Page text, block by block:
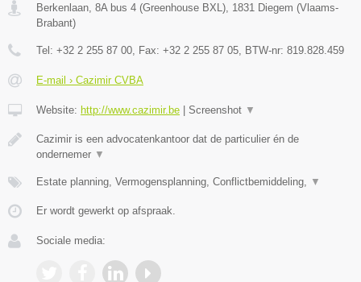
Berkenlaan, 8A bus 4 (Greenhouse BXL) 1831 Diegem (Vlaams-
Brabant)
Tel: +32 2 255 87 00 , Fax: +32 2 255 87 05 , BTW-nr: 819.828.459
E-mail › Cazimir CVBA
Website: http://www.cazimir.be | Screenshot ▼
Cazimir is een advocatenkantoor dat de particulier én de
ondernemer ▼
Estate planning, Vermogensplanning, Conflictbemiddeling, ▼
Er wordt gewerkt op afspraak.
Sociale media: